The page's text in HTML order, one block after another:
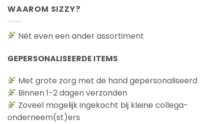
variaties.
kan
worden
de
productpagina
kan
worden
de
productpagina
WAAROM SIZZY?
Nét even een ander assortiment
GEPERSONALISEERDE ITEMS
Met grote zorg met de hand gepersonaliseerd
Binnen 1-2 dagen verzonden
Zoveel mogelijk ingekocht bij kleine collega-
onderneem(st)ers